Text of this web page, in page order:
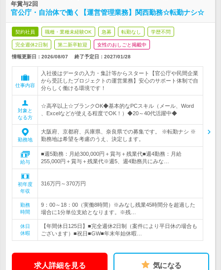
年賞与2回
官公庁・自治体で働く【運営管理業務】関西勤務☆転勤ナシ☆
契約社員 職種・業種未経験OK 急募 転勤なし 学歴不問
完全週休2日制 第二新卒歓迎 女性のおしごと掲載中
情報更新日：2026/08/07 終了予定日： 2027/01/28
仕事内容
入社後はデータの入力・集計等からスタート【官公庁や民間企業
から受託したプロジェクトの運営業務】安心のサポート体制で自
分らしく働ける環境です！
対象と
なる方
☆高卒以上☆ブランクOK◆基本的なPCスキル（メール、Word
、Excelなどが使える程度でOK！）◆20～40代活躍中◆
勤務地
大阪府、京都府、兵庫県、奈良県での募集です。 ※転勤ナシ ※
勤務地は希望を考慮のうえ、決定します。
給与
■週5勤務：月給300,000円＋賞与＋残業代■週4勤務：月給
255,000円＋賞与＋残業代※週5、週4勤務共にみな…
初年度
年収
316万円～370万円
勤務
時間
9：00～18：00（実働8時間）※みなし残業45時間分を超過した
場合に1分単位支給となります。※残…
休日
休暇
【年間休日125日】■完全週休2日制（案件により平日休の場合も
ございます）■祝日■GW■年末年始休暇…
求人詳細を見る 気になる